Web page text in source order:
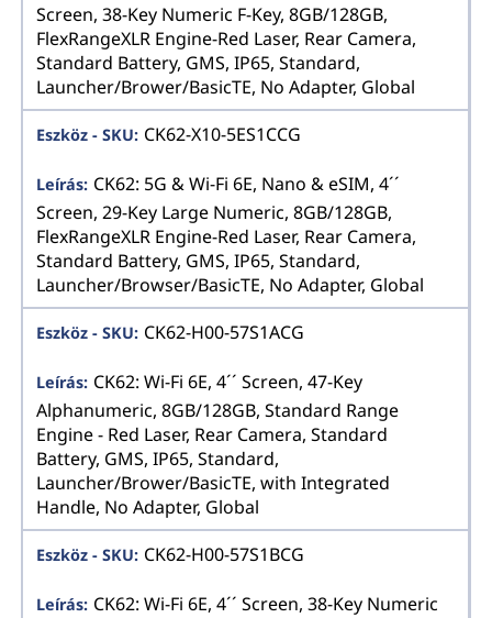
Screen, 38-Key Numeric F-Key, 8GB/128GB,
FlexRangeXLR Engine-Red Laser, Rear Camera,
Standard Battery, GMS, IP65, Standard,
Launcher/Brower/BasicTE, No Adapter, Global
CK62-X10-5ES1CCG
CK62: 5G & Wi-Fi 6E, Nano & eSIM, 4´´
Screen, 29-Key Large Numeric, 8GB/128GB,
FlexRangeXLR Engine-Red Laser, Rear Camera,
Standard Battery, GMS, IP65, Standard,
Launcher/Browser/BasicTE, No Adapter, Global
CK62-H00-57S1ACG
CK62: Wi-Fi 6E, 4´´ Screen, 47-Key
Alphanumeric, 8GB/128GB, Standard Range
Engine - Red Laser, Rear Camera, Standard
Battery, GMS, IP65, Standard,
Launcher/Brower/BasicTE, with Integrated
Handle, No Adapter, Global
CK62-H00-57S1BCG
CK62: Wi-Fi 6E, 4´´ Screen, 38-Key Numeric